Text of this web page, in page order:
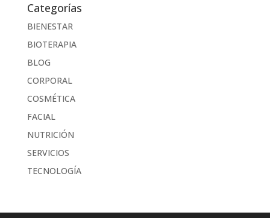
Categorías
BIENESTAR
BIOTERAPIA
BLOG
CORPORAL
COSMÉTICA
FACIAL
NUTRICIÓN
SERVICIOS
TECNOLOGÍA